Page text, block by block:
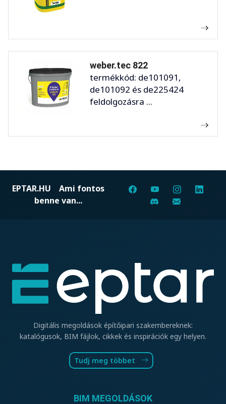
weber.tec 822
termékkód: de101091,
de101092 és de225424
feldolgozásra ...
EPTAR.HU Ami fontos
benne van...
Digitális megoldások építőipari szakembereknek:
katalógusok, BIM fájlok, cikkek és inspirációk egy helyen.
Tudj meg többet
BIM MEGOLDÁSOK